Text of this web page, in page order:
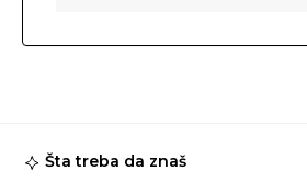
Šta treba da znaš